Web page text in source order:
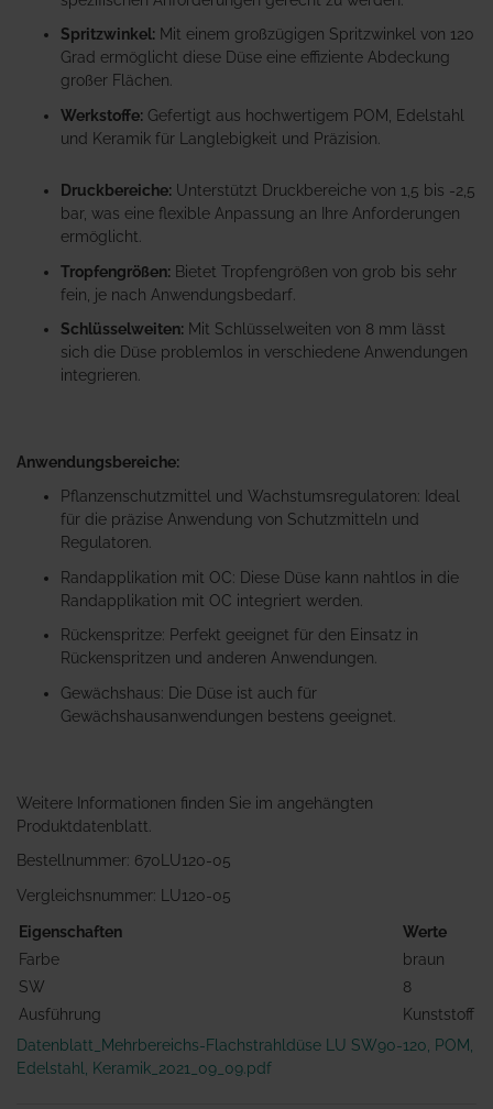
Spritzwinkel: Mit einem großzügigen Spritzwinkel von 120
Grad ermöglicht diese Düse eine effiziente Abdeckung
großer Flächen.
Werkstoffe: Gefertigt aus hochwertigem POM, Edelstahl
und Keramik für Langlebigkeit und Präzision.
Druckbereiche: Unterstützt Druckbereiche von 1,5 bis -2,5
bar, was eine flexible Anpassung an Ihre Anforderungen
ermöglicht.
Tropfengrößen: Bietet Tropfengrößen von grob bis sehr
fein, je nach Anwendungsbedarf.
Schlüsselweiten: Mit Schlüsselweiten von 8 mm lässt
sich die Düse problemlos in verschiedene Anwendungen
integrieren.
Anwendungsbereiche:
Pflanzenschutzmittel und Wachstumsregulatoren: Ideal
für die präzise Anwendung von Schutzmitteln und
Regulatoren.
Randapplikation mit OC: Diese Düse kann nahtlos in die
Randapplikation mit OC integriert werden.
Rückenspritze: Perfekt geeignet für den Einsatz in
Rückenspritzen und anderen Anwendungen.
Gewächshaus: Die Düse ist auch für
Gewächshausanwendungen bestens geeignet.
Weitere Informationen finden Sie im angehängten
Produktdatenblatt.
Bestellnummer: 670LU120-05
Vergleichsnummer: LU120-05
Eigenschaften
Werte
Farbe
braun
SW
8
Ausführung
Kunststoff
Datenblatt_Mehrbereichs-Flachstrahldüse LU SW90-120, POM,
Edelstahl, Keramik_2021_09_09.pdf